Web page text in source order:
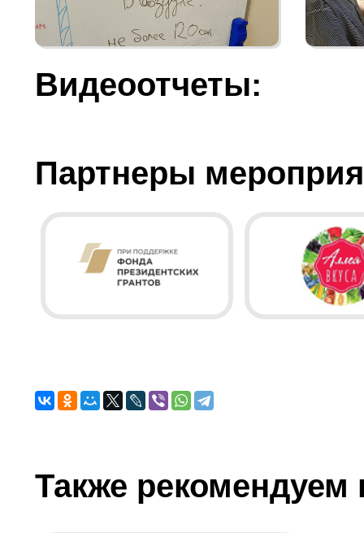
Видеоотчеты:
Партнеры
Также рекомендуем